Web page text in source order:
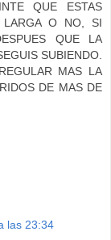
QUE ESTAS
LARGA O NO, SI
QUE LA
SUBIENDO.
MAS LA
DE MAS DE
las 23:34